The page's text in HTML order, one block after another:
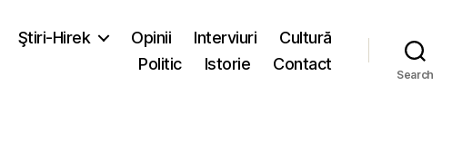
Ştiri-Hirek Opinii Interviuri
Cultură
Politic
Istorie Contact
Search